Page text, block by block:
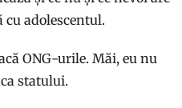
adolescentul.
ONG-urile. Măi, eu nu
statului.